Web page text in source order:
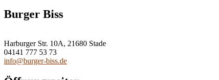
Burger Biss
Harburger Str. 10A, 21680 Stade
04141 777 53 73
info@burger-biss.de